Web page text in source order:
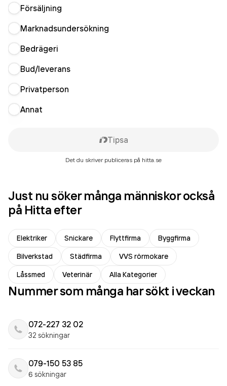
Försäljning
Marknadsundersökning
Bedrägeri
Bud/leverans
Privatperson
Annat
Tipsa
Det du skriver publiceras på hitta.se
Just nu söker många människor också
på Hitta efter
Elektriker Snickare Flyttfirma
Byggfirma
Bilverkstad
Städfirma
VVS rörmokare
Låssmed
Veterinär Alla Kategorier
Nummer som många har sökt i veckan
072-227 32 02
32 sökningar
079-150 53 85
6 sökningar